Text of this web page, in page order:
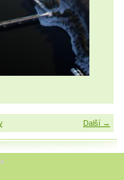
Další →